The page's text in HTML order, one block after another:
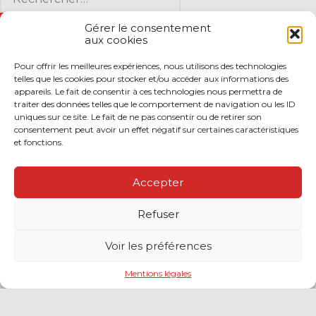
Gérer le consentement
aux cookies
Pour offrir les meilleures expériences, nous utilisons des technologies
telles que les cookies pour stocker et/ou accéder aux informations des
appareils. Le fait de consentir à ces technologies nous permettra de
traiter des données telles que le comportement de navigation ou les ID
uniques sur ce site. Le fait de ne pas consentir ou de retirer son
consentement peut avoir un effet négatif sur certaines caractéristiques
et fonctions.
Accepter
Refuser
Voir les préférences
Mentions légales
sidebar
ARTICLES RÉCENTS
Incendies : levée des interdictions de circulation
Cautionnement : le terme de l’engagement libère-t-il la
caution ?
bienvenue
Succession : les donations du parent renonçant
comptent-elles ?
Encadrement des loyers : une année de plus
COMMENTAIRES RÉCENTS